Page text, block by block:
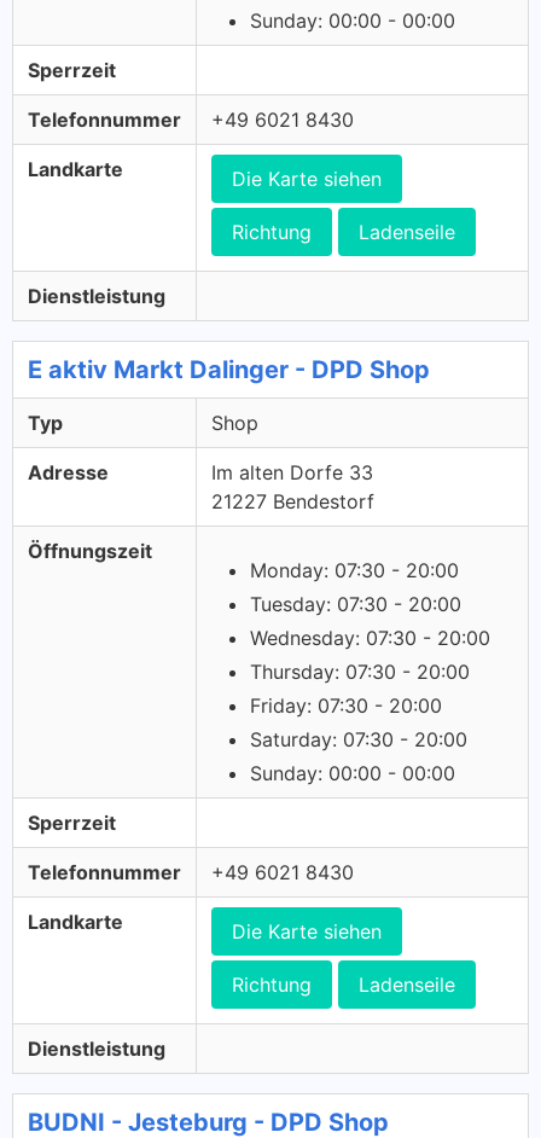
Sunday: 00:00 - 00:00
Sperrzeit
Telefonnummer +49 6021 8430
Landkarte Die Karte siehen
Richtung Ladenseile
Dienstleistung
E aktiv Markt Dalinger - DPD Shop
Typ Shop
Adresse
Im alten Dorfe 33
21227 Bendestorf
Öffnungszeit
Monday: 07:30 - 20:00
Tuesday: 07:30 - 20:00
Wednesday: 07:30 - 20:00
Thursday: 07:30 - 20:00
Friday: 07:30 - 20:00
Saturday: 07:30 - 20:00
Sunday: 00:00 - 00:00
Sperrzeit
Telefonnummer +49 6021 8430
Landkarte Die Karte siehen
Richtung Ladenseile
Dienstleistung
BUDNI - Jesteburg - DPD Shop